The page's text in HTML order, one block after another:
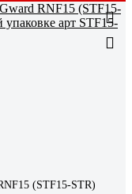
(STF15-STR)